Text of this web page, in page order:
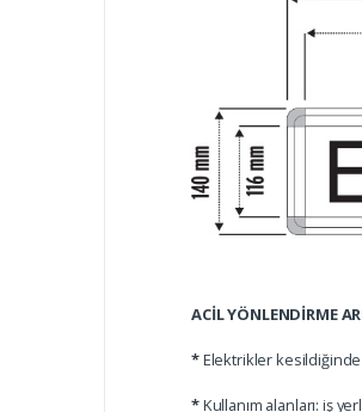
ACİL YÖNLENDİRME
*Elektrikler kesildiğinde
*Kullanım alanları: iş